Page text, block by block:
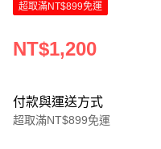
超取滿NT$899免運
NT$1,200
付款與運送方式
超取滿NT$899免運